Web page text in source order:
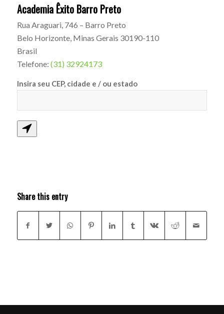
Academia Êxito Barro Preto
Rua Araguari, 746 – Barro Preto
Belo Horizonte, Minas Gerais 30190-110
Brasil
Telefone: (31) 32924173
Insira seu CEP, cidade e / ou estado
Share this entry